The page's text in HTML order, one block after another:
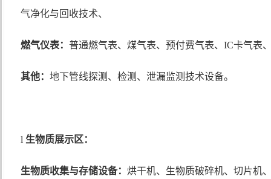
气净化与回收技术、
燃气仪表： 普通燃气表、煤气表、预付费气表、 IC卡气表
其他： 地下管线探测、检测、泄漏监测技术设备。
l 生物质展示区：
生物质收集与存储设备： 烘干机、生物质破碎机、切片机